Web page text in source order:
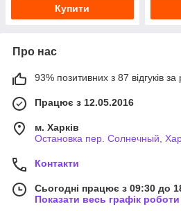
Купити
Про нас
93% позитивних з 87 відгуків за
Працює з 12.05.2016
м. Харків
Остановка пер. Солнечный,
Контакти
Сьогодні працює з 09:30 до
Показати весь графік роботи